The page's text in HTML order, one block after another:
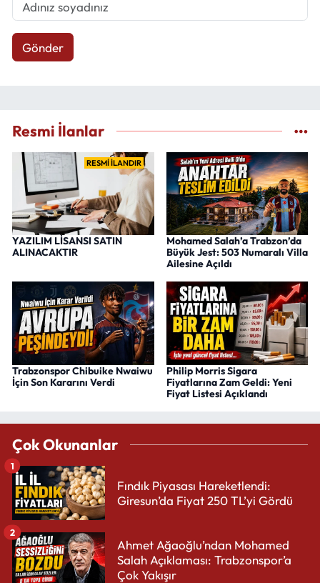
Gönder
Resmi İlanlar
RESMİ İLANDIR
YAZILIM LİSANSI SATIN
ALINACAKTIR
Mohamed Salah’a Trabzon’da
Büyük Jest: 503 Numaralı Villa
Ailesine Açıldı
Trabzonspor Chibuike Nwaiwu
İçin Son Kararını Verdi
Philip Morris Sigara
Fiyatlarına Zam Geldi: Yeni
Fiyat Listesi Açıklandı
Çok Okunanlar
Fındık Piyasası Hareketlendi:
Giresun’da Fiyat 250 TL’yi Gördü
1
Ahmet Ağaoğlu’ndan Mohamed
Salah Açıklaması: Trabzonspor’a
Çok Yakışır
2